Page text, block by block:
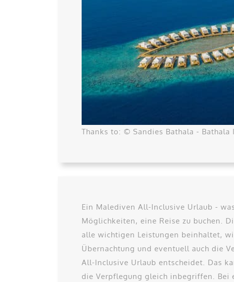
Thanks to: © Sandies Bathala - Bathala
Ein Malediven All-Inclusive Urlaub -
Möglichkeiten, eine Reise zu buchen.
alle wichtigen Leistungen beinhaltet,
Übernachtung und eventuell auch die
All-Inclusive Urlaub entscheidet. Das
die Verpflegung gleich inbegriffen. Bei